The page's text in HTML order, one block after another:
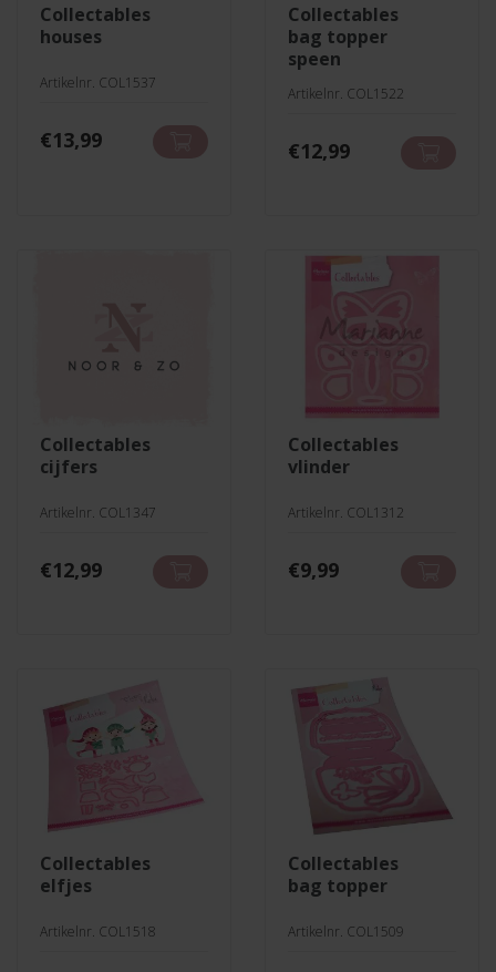
collectables
houses
Artikelnr. COL1537
€13,99
collectables
bag topper
speen
Artikelnr. COL1522
€12,99
collectables
cijfers
Artikelnr. COL1347
€12,99
collectables
vlinder
Artikelnr. COL1312
€9,99
collectables
elfjes
Artikelnr. COL1518
collectables
bag topper
Artikelnr. COL1509